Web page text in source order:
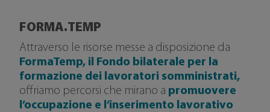
FORMA.TEMP
Attraverso le risorse messe a disposizione da
FormaTemp, il Fondo bilaterale per la
formazione dei lavoratori somministrati,
offriamo percorsi che mirano a promuovere
l’occupazione e l’inserimento lavorativo